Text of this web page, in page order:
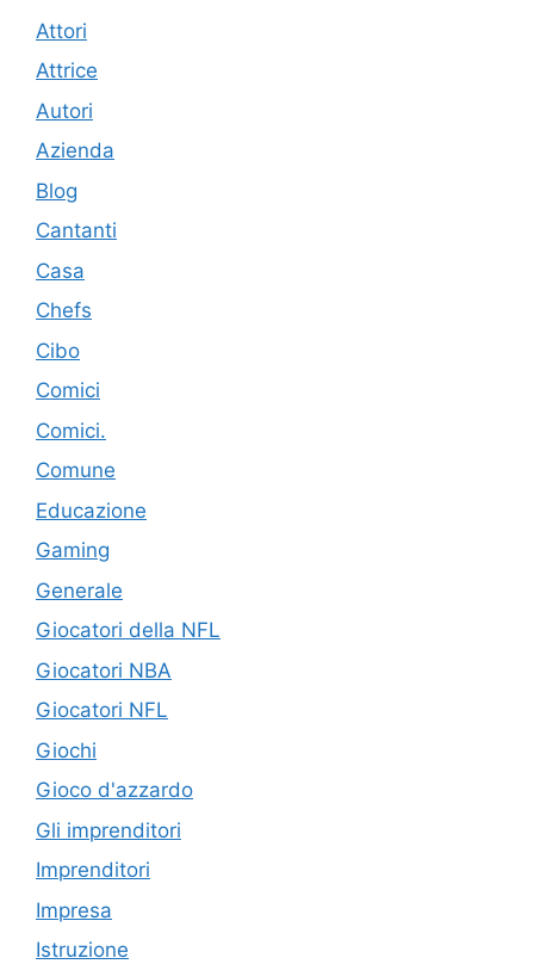
Attori
Attrice
Autori
Azienda
Blog
Cantanti
Casa
Chefs
Cibo
Comici
Comici.
Comune
Educazione
Gaming
Generale
Giocatori della NFL
Giocatori NBA
Giocatori NFL
Giochi
Gioco d'azzardo
Gli imprenditori
Imprenditori
Impresa
Istruzione